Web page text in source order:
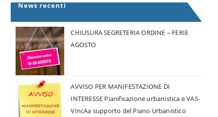
News recenti
CHIUSURA SEGRETERIA ORDINE – FERIE
AGOSTO
AVVISO PER MANIFESTAZIONE DI
INTERESSE Pianificazione urbanistica e VAS-
VIncAa supporto del Piano Urbanistico